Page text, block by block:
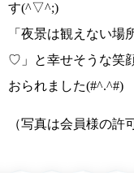
す(^▽^;)
「夜景は観えない場
♡」
と幸せそうな笑
おられました(#^.^#)
（写真は会員様の許